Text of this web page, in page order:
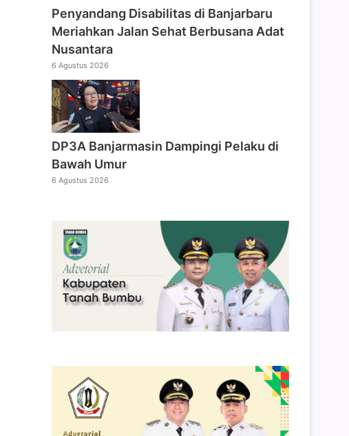
Penyandang Disabilitas di Banjarbaru
Meriahkan Jalan Sehat Berbusana Adat
Nusantara
6 Agustus 2026
DP3A Banjarmasin Dampingi Pelaku di
Bawah Umur
6 Agustus 2026